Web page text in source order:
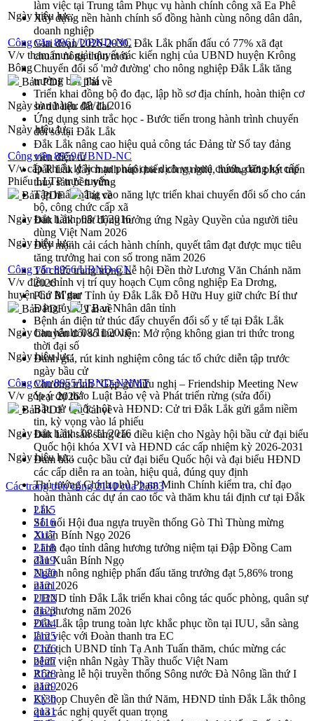
làm việc tại Trung tâm Phục vụ hành chính công xã Ea Phê
Xây dựng nền hành chính số đồng hành cùng nông dân dân,
doanh nghiệp
Giai đoạn 2026-2030, Đắk Lắk phấn đấu có 77% xã đạt
chuẩn nông thôn mới
Chuyển đổi số 'mở đường' cho nông nghiệp Đắk Lắk tăng
trưởng bứt phá
Triển khai đồng bộ đo đạc, lập hồ sơ địa chính, hoàn thiện cơ
sở dữ liệu đất đai
Ứng dụng sinh trắc học - Bước tiến trong hành trình chuyển
đổi số tại Đắk Lắk
Đắk Lắk nâng cao hiệu quả công tác Đảng từ Sổ tay đảng
viên điện tử
Đắk Lắk đẩy mạnh nuôi biển công nghệ, hướng tới phát triển
thủy sản bền vững
Tập huấn nâng cao năng lực triển khai chuyển đổi số cho cán
bộ, công chức cấp xã
Đắk Lắk phát động hưởng ứng Ngày Quyền của người tiêu
dùng Việt Nam 2026
Đẩy mạnh cải cách hành chính, quyết tâm đạt được mục tiêu
tăng trưởng hai con số trong năm 2026
Tổ chức trang trọng Lễ hội Đền thờ Lương Văn Chánh năm
2026
Phó Bí thư Tỉnh ủy Đắk Lắk Đỗ Hữu Huy giữ chức Bí thư
Đảng ủy Ủy Ban Nhân dân tỉnh
Bệnh án điện tử thúc đẩy chuyển đổi số y tế tại Đắk Lắk
Chuyển đổi số thư viện: Mở rộng không gian tri thức trong
thời đại số
Đánh giá, rút kinh nghiệm công tác tổ chức diễn tập trước
ngày bầu cử
Chương trình “Gặp gỡ hữu nghị – Friendship Meeting New
Year 2026”
Bầu cử Quốc hội và HĐND: Cử tri Đắk Lắk gửi gắm niềm
tin, kỳ vọng vào lá phiếu
Đắk Lắk sẵn sàng các điều kiện cho Ngày hội bầu cử đại biểu
Quốc hội khóa XVI và HĐND các cấp nhiệm kỳ 2026-2031
Đảm bảo cuộc bầu cử đại biểu Quốc hội và đại biểu HĐND
các cấp diễn ra an toàn, hiệu quả, đúng quy định
Thủ tướng Chính phủ Phạm Minh Chính kiểm tra, chỉ đạo
hoàn thành các dự án cao tốc và thăm khu tái định cư tại Đắk
Lắk
Sôi nổi Hội đua ngựa truyền thống Gò Thì Thùng mừng
Xuân Bính Ngọ 2026
Lãnh đạo tỉnh dâng hương tưởng niệm tại Đập Đồng Cam
đầu Xuân Bính Ngọ
Ngành nông nghiệp phấn đấu tăng trưởng đạt 5,86% trong
năm 2026
UBND tỉnh Đắk Lắk triển khai công tác quốc phòng, quân sự
địa phương năm 2026
Đắk Lắk tập trung toàn lực khắc phục tồn tại IUU, sẵn sàng
làm việc với Đoàn thanh tra EC
Chủ tịch UBND tỉnh Tạ Anh Tuấn thăm, chúc mừng các
bệnh viện nhân Ngày Thầy thuốc Việt Nam
Rộn ràng lễ hội truyền thống Sông nước Đà Nông lần thứ I
năm 2026
Kỳ họp Chuyên đề lần thứ Năm, HĐND tỉnh Đắk Lắk thông
qua các nghị quyết quan trọng
Ngày hiệu lực:
Công văn 8961/UBND-NC
V/v tham mưu giải quyết các kiến nghị của UBND huyện Krông
Bông
Bản PDF
Tải về
Ngày ban hành:08/11/2016
Ngày hiệu lực:
Công văn 8959/UBND-NC
V/v cấp Phiếu lý lịch tư pháp qua dịch vụ bưu chính, đăng ký cấp
Phiếu LLTP trực tuyến
Bản PDF
Tải về
Ngày ban hành:08/11/2016
Ngày hiệu lực:
Công văn 8956/UBND-CN
V/v điều chỉnh vị trí quy hoạch Cụm công nghiệp Ea Drơng,
huyện Cư M'gar
Bản PDF
Tải về
Ngày ban hành:08/11/2016
Ngày hiệu lực:
Công văn 8955/UBND-NNMT
V/v góp ý dự thảo Luật Bảo vệ và Phát triển rừng (sửa đổi)
Bản PDF
Tải về
Ngày ban hành:08/11/2016
Ngày hiệu lực:
Các trang trên cổng 2140 của 2.683
2115
2116
2117
2118
2119
2120
2121
2122
2123
2124
2125
2126
2127
2128
2129
2130
2131